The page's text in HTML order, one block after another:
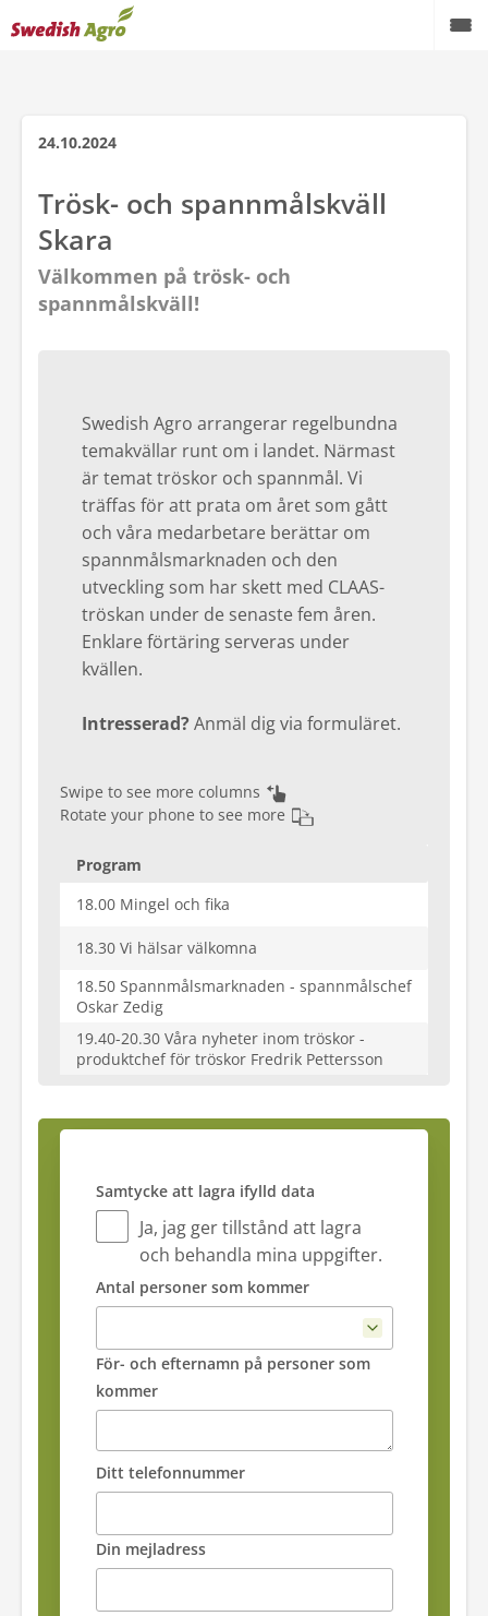
24.10.2024
Trösk- och spannmålskväll
Skara
Välkommen på trösk- och
spannmålskväll!
Swedish Agro arrangerar regelbundna
temakvällar runt om i landet. Närmast
är temat tröskor och spannmål. Vi
träffas för att prata om året som gått
och våra medarbetare berättar om
spannmålsmarknaden och den
utveckling som har skett med CLAAS-
tröskan under de senaste fem åren.
Enklare förtäring serveras under
kvällen.
Intresserad?Anmäl dig via formuläret.
Swipe to see more columns
Rotate your phone to see more
Program
18.00 Mingel och fika
18.30 Vi hälsar välkomna
18.50 Spannmålsmarknaden - spannmålschef
Oskar Zedig
19.40-20.30 Våra nyheter inom tröskor -
produktchef för tröskor Fredrik Pettersson
Samtycke att lagra ifylld data
Ja, jag ger tillstånd att lagra
och behandla mina uppgifter.
Antal personer som kommer
För- och efternamn på personer som
kommer
Ditt telefonnummer
Din mejladress
Spannmål
Karriär
Om oss
Kontakt
Mina sidor